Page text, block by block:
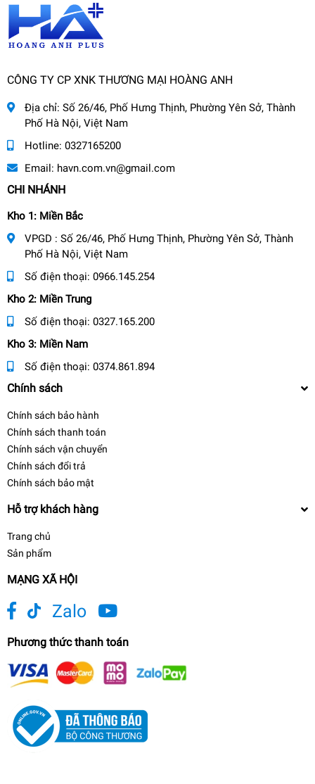
CÔNG TY CP XNK THƯƠNG MẠI HOÀNG ANH
Địa chỉ: Số 26/46, Phố Hưng Thịnh, Phường Yên Sở, Thành
Phố Hà Nội, Việt Nam
Hotline: 0327165200
Email: havn.com.vn@gmail.com
CHI NHÁNH
Kho 1: Miền Bắc
VPGD : Số 26/46, Phố Hưng Thịnh, Phường Yên Sở, Thành
Phố Hà Nội, Việt Nam
Số điện thoại: 0966.145.254
Kho 2: Miền Trung
Số điện thoại: 0327.165.200
Kho 3: Miền Nam
Số điện thoại: 0374.861.894
Chính sách
Chính sách bảo hành
Chính sách thanh toán
Chính sách vận chuyển
Chính sách đổi trả
Chính sách bảo mật
Hỗ trợ khách hàng
Trang chủ
Sản phẩm
MẠNG XÃ HỘI
Zalo
Phương thức thanh toán